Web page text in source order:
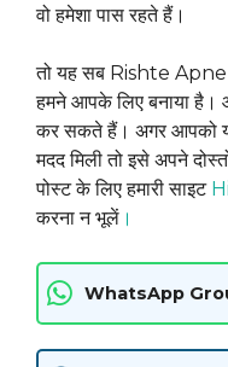
वो हमेशा पास रहते हैं।
तो यह सब Rishte
हमने आपके लिए बनाया
कर सकते हैं। अगर आपको
मदद मिली तो इसे अपने
पोस्ट के लिए हमारी साइट
करना न भूलें ।
WhatsApp